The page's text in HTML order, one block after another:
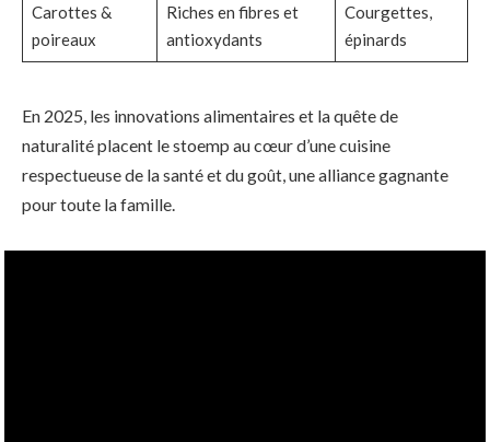
Carottes &
poireaux
Riches en fibres et
antioxydants
Courgettes,
épinards
En 2025, les innovations alimentaires et la quête de
naturalité placent le stoemp au cœur d’une cuisine
respectueuse de la santé et du goût, une alliance gagnante
pour toute la famille.